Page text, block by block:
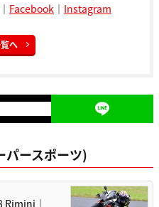
｜ Facebook ｜ Instagram
へ
パースポーツ)
Rimini｜